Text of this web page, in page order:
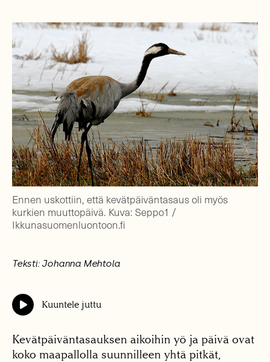
Ennen uskottiin, että kevätpäiväntasaus oli myös
kurkien muuttopäivä. Kuva: Seppo1 /
Ikkunasuomenluontoon.fi
Teksti: Johanna Mehtola
Kuuntele juttu
Kevätpäiväntasauksen aikoihin yö ja päivä ovat
koko maapallolla suunnilleen yhtä pitkät,